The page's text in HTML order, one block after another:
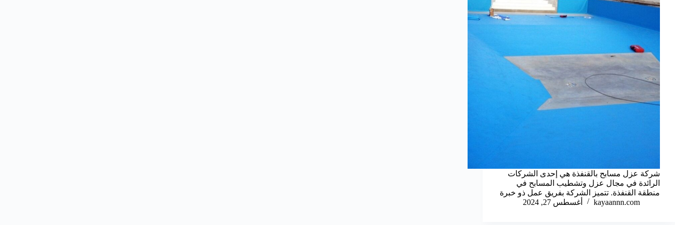
شركة عزل مسابح بالقنفذة هي إحدى الشركات
الرائدة في مجال عزل وتشطيب المسابح في
منطقة القنفذة. تتميز الشركة بفريق عمل ذو خبرة
kayaannn.com
أغسطس 27, 2024